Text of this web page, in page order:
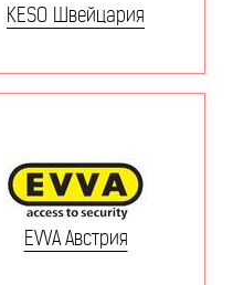
KESO Швейцария
EVVA Австрия